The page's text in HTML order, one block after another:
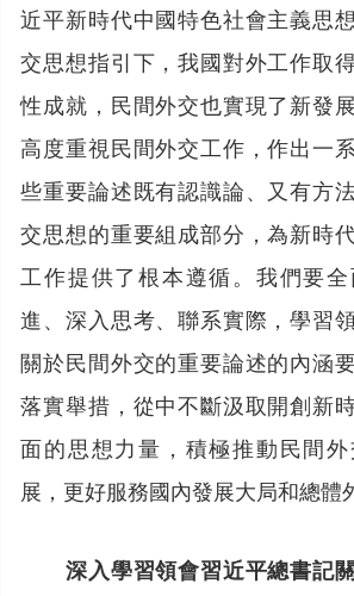
近平新時代中國特色社會主義思
交思想指引下，我國對外工作取
性成就，民間外交也實現了新發
高度重視民間外交工作，作出一
些重要論述既有認識論、又有方
交思想的重要組成部分，為新時
工作提供了根本遵循。我們要
進、深入思考、聯系實際，學習
關於民間外交的重要論述的內涵
落實舉措，從中不斷汲取開創新
面的思想力量，積極推動民間
展，更好服務國內發展大局和總體
深入學習領會習近平總書記